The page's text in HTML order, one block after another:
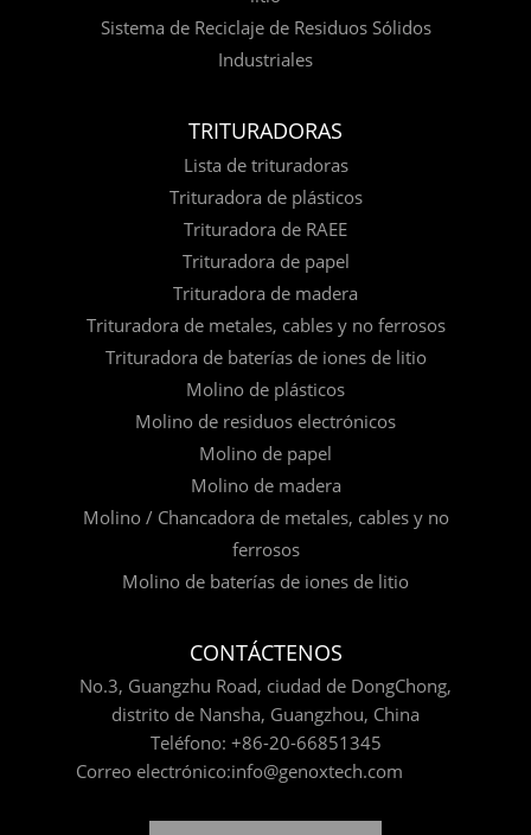
Sistema de Reciclaje de Residuos Sólidos
Industriales
TRITURADORAS
Lista de trituradoras
Trituradora de plásticos
Trituradora de RAEE
Trituradora de papel
Trituradora de madera
Trituradora de metales, cables y no ferrosos
Trituradora de baterías de iones de litio
Molino de plásticos
Molino de residuos electrónicos
Molino de papel
Molino de madera
Molino / Chancadora de metales, cables y no
ferrosos
Molino de baterías de iones de litio
CONTÁCTENOS
No.3, Guangzhu Road, ciudad de DongChong,
distrito de Nansha, Guangzhou, China
Teléfono: +86-20-66851345
Correo electrónico:info@genoxtech.com